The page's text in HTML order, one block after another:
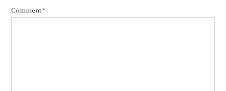
Comment*